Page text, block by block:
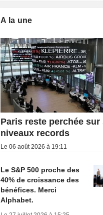
A la une
Paris reste perchée sur
niveaux records
Le 06 août 2026 à 19:11
Le S&P 500 proche des
40% de croissance des
bénéfices. Merci
Alphabet.